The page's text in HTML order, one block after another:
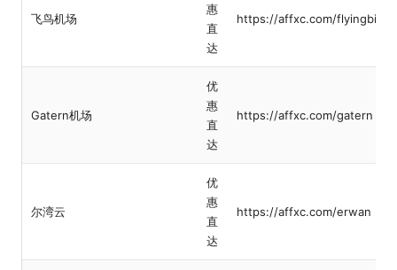
飞鸟机场
惠
直
达
https://affxc.com/flyingbird
Gatern机场
优
惠
直
达
https://affxc.com/gatern
尔湾云
优
惠
直
达
https://affxc.com/erwan